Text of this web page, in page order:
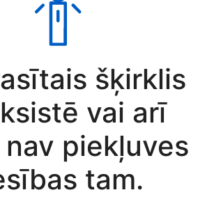
šķirklis
vai arī
piekļuves
tam.